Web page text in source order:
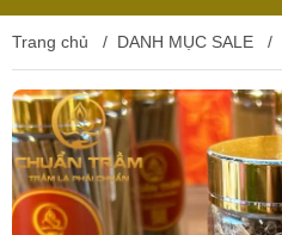
Trang chủ / DANH MỤC SALE /